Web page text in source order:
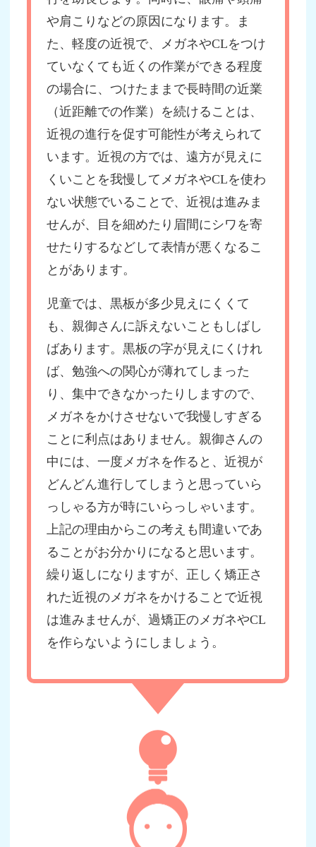
や肩こりなどの原因になります。ま
た、軽度の近視で、メガネやCLをつけ
ていなくても近くの作業ができる程度
の場合に、つけたままで長時間の近業
（近距離での作業）を続けることは、
近視の進行を促す可能性が考えられて
います。近視の方では、遠方が見えに
くいことを我慢してメガネやCLを使わ
ない状態でいることで、近視は進みま
せんが、目を細めたり眉間にシワを寄
せたりするなどして表情が悪くなるこ
とがあります。
児童では、黒板が多少見えにくくて
も、親御さんに訴えないこともしばし
ばあります。黒板の字が見えにくけれ
ば、勉強への関心が薄れてしまった
り、集中できなかったりしますので、
メガネをかけさせないで我慢しすぎる
ことに利点はありません。親御さんの
中には、一度メガネを作ると、近視が
どんどん進行してしまうと思っていら
っしゃる方が時にいらっしゃいます。
上記の理由からこの考えも間違いであ
ることがお分かりになると思います。
繰り返しになりますが、正しく矯正さ
れた近視のメガネをかけることで近視
は進みませんが、過矯正のメガネやCL
を作らないようにしましょう。